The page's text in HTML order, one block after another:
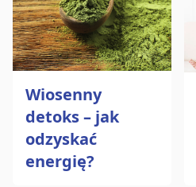
Wiosenny
detoks – jak
odzyskać
energię?